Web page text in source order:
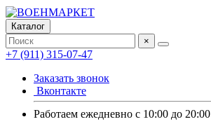
Каталог
×
+7 (911) 315-07-47
Заказать звонок
Вконтакте
Работаем ежедневно с 10:00 до 20:00